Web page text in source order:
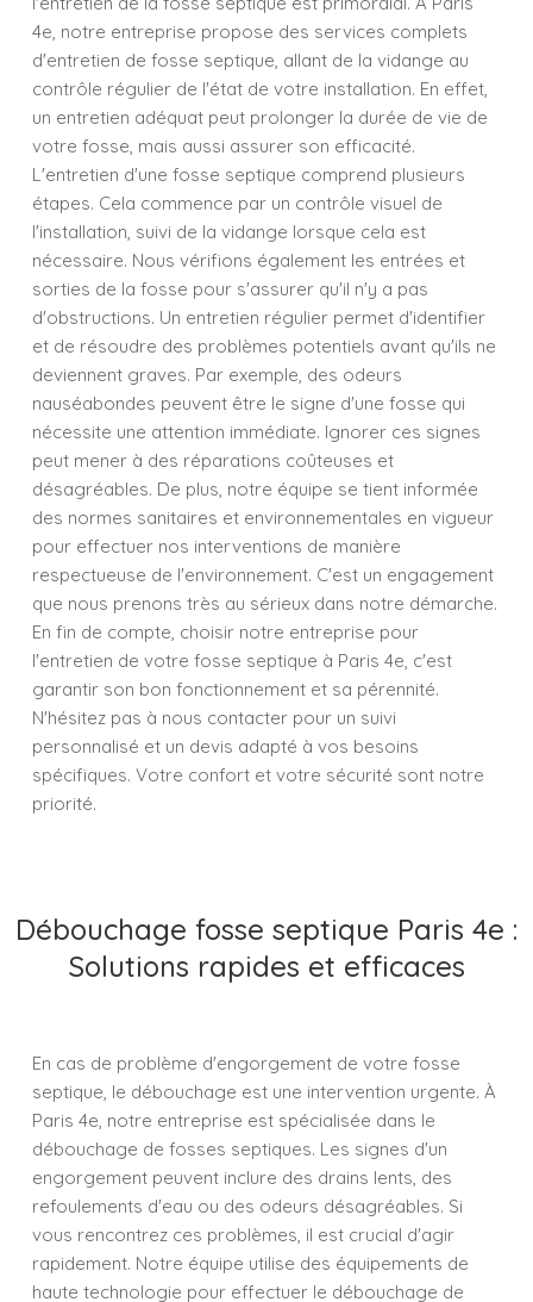
4e, notre entreprise propose des services complets
d'entretien de fosse septique, allant de la vidange au
contrôle régulier de l'état de votre installation. En effet,
un entretien adéquat peut prolonger la durée de vie de
votre fosse, mais aussi assurer son efficacité.
L'entretien d'une fosse septique comprend plusieurs
étapes. Cela commence par un contrôle visuel de
l'installation, suivi de la vidange lorsque cela est
nécessaire. Nous vérifions également les entrées et
sorties de la fosse pour s'assurer qu'il n'y a pas
d'obstructions. Un entretien régulier permet d'identifier
et de résoudre des problèmes potentiels avant qu'ils ne
deviennent graves. Par exemple, des odeurs
nauséabondes peuvent être le signe d'une fosse qui
nécessite une attention immédiate. Ignorer ces signes
peut mener à des réparations coûteuses et
désagréables. De plus, notre équipe se tient informée
des normes sanitaires et environnementales en vigueur
pour effectuer nos interventions de manière
respectueuse de l'environnement. C'est un engagement
que nous prenons très au sérieux dans notre démarche.
En fin de compte, choisir notre entreprise pour
l'entretien de votre fosse septique à Paris 4e, c'est
garantir son bon fonctionnement et sa pérennité.
N'hésitez pas à nous contacter pour un suivi
personnalisé et un devis adapté à vos besoins
spécifiques. Votre confort et votre sécurité sont notre
priorité.
Débouchage fosse septique Paris 4e :
Solutions rapides et efficaces
En cas de problème d'engorgement de votre fosse
septique, le débouchage est une intervention urgente. À
Paris 4e, notre entreprise est spécialisée dans le
débouchage de fosses septiques. Les signes d'un
engorgement peuvent inclure des drains lents, des
refoulements d'eau ou des odeurs désagréables. Si
vous rencontrez ces problèmes, il est crucial d'agir
rapidement. Notre équipe utilise des équipements de
haute technologie pour effectuer le débouchage de